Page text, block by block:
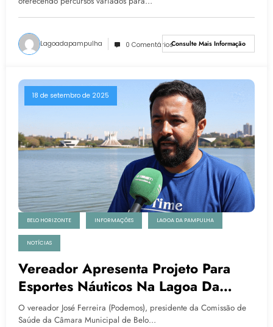
Lagoadapampulha 0 ComentáriosConsulte Mais Informação
18 de setembro de 2025
BELO HORIZONTE INFORMAÇÕES LAGOA DA PAMPULHA
NOTÍCIAS
Vereador Apresenta Projeto Para
Esportes Náuticos Na Lagoa Da
Pampulha
O vereador José Ferreira (Podemos), presidente da Comissão de
Saúde da Câmara Municipal de Belo…